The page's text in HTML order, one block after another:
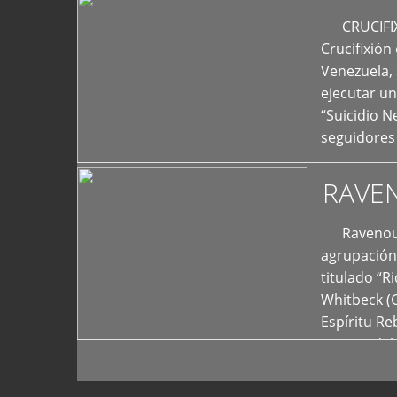
Crucifixión
ejecutar
“Suicidio
titulado
Whitbeck
Espíritu
oriente